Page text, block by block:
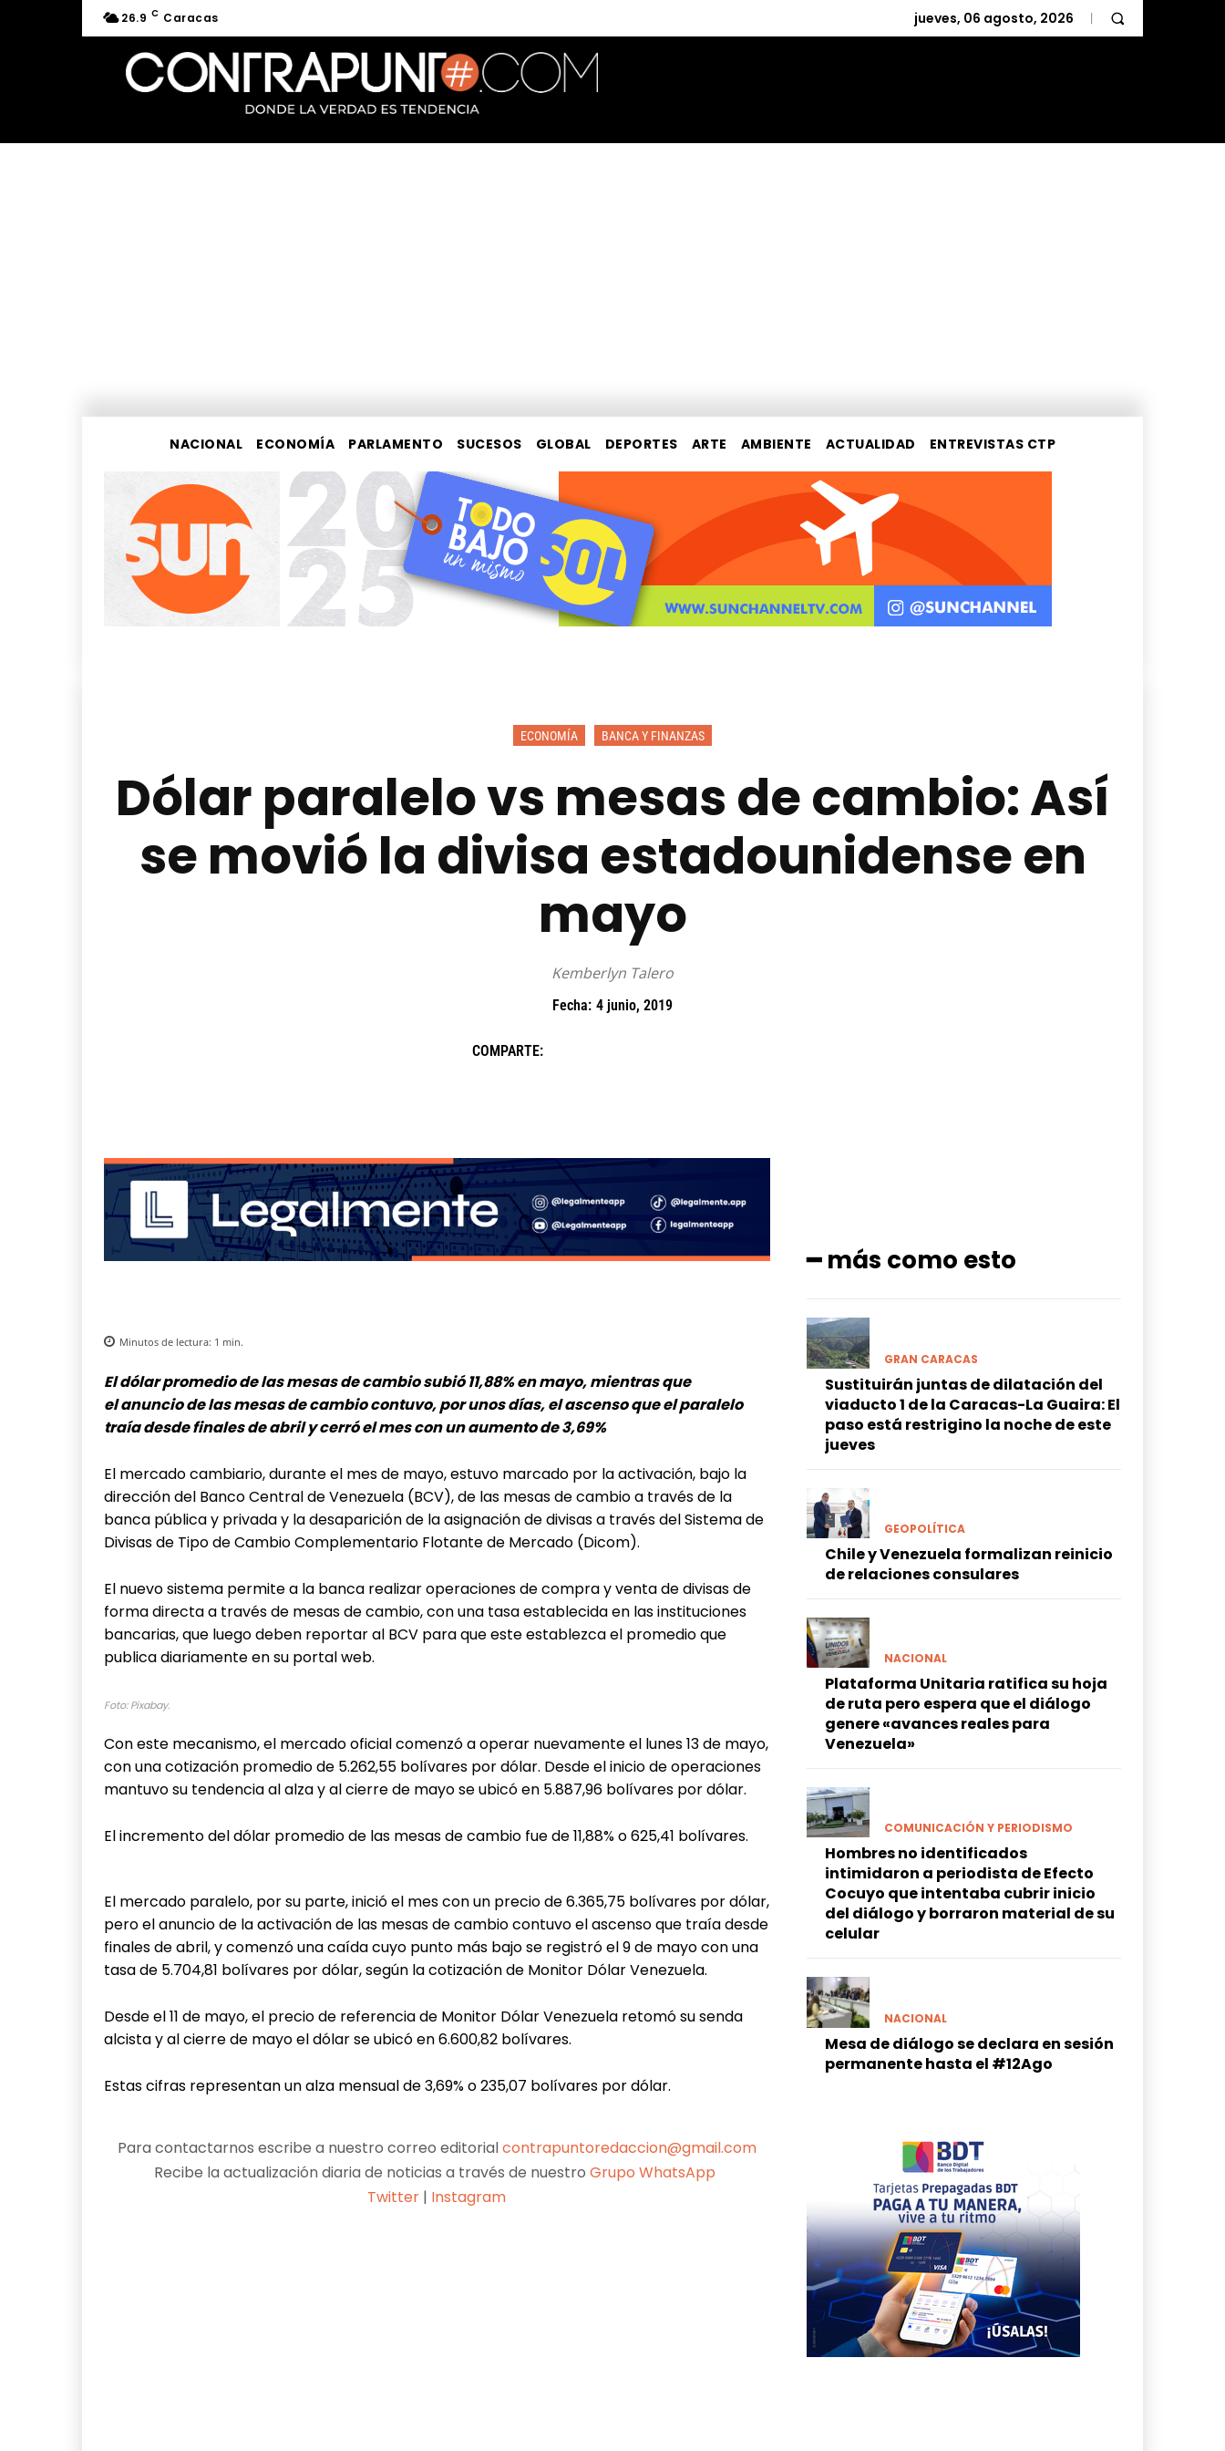
26.9 C Caracas jueves, 06 agosto, 2026
NACIONAL ECONOMÍA PARLAMENTO SUCESOS GLOBAL DEPORTES ARTE AMBIENTE ACTUALIDAD ENTREVISTAS CTP
ECONOMÍA BANCA Y FINANZAS
Dólar paralelo vs mesas de cambio: Así
se movió la divisa estadounidense en
mayo
Kemberlyn Talero
Fecha: 4 junio, 2019
COMPARTE:
Minutos de lectura: 1 min.
El dólar promedio de las mesas de cambio subió 11,88% en mayo, mientras que
el anuncio de las mesas de cambio contuvo, por unos días, el ascenso que el paralelo
traía desde finales de abril y cerró el mes con un aumento de3,69%
El mercado cambiario, durante el mes de mayo, estuvo marcado por la activación, bajo la
dirección del Banco Central de Venezuela (BCV), de las mesas de cambio a través de la
banca pública y privada y la desaparición de la asignación de divisas a través del Sistema de
Divisas de Tipo de Cambio Complementario Flotante de Mercado (Dicom).
El nuevo sistema permite a la banca realizar operaciones de compra y venta de divisas de
forma directa a través de mesas de cambio, con una tasa establecida en las instituciones
bancarias, que luego deben reportar al BCV para que este establezca el promedio que
publica diariamente en su portal web.
Foto: Pixabay.
Con este mecanismo, el mercado oficial comenzó a operar nuevamente el lunes 13 de mayo,
con una cotización promedio de 5.262,55 bolívares por dólar. Desde el inicio de operaciones
mantuvo su tendencia al alza y al cierre de mayo se ubicó en 5.887,96 bolívares por dólar.
El incremento del dólar promedio de las mesas de cambio fue de 11,88% o 625,41 bolívares.
El mercado paralelo, por su parte, inició el mes con un precio de 6.365,75 bolívares por dólar,
pero el anuncio de la activación de las mesas de cambio contuvo el ascenso que traía desde
finales de abril, y comenzó una caída cuyo punto más bajo se registró el 9 de mayo con una
tasa de 5.704,81 bolívares por dólar, según la cotización de Monitor Dólar Venezuela.
Desde el 11 de mayo, el precio de referencia de Monitor Dólar Venezuela retomó su senda
alcista y al cierre de mayo el dólar se ubicó en 6.600,82 bolívares.
Estas cifras representan un alza mensual de 3,69% o 235,07 bolívares por dólar.
Para contactarnos escribe a nuestro correo editorialcontrapuntoredaccion@gmail.com
Recibe la actualización diaria de noticias a través de nuestroGrupo WhatsApp
Twitter | Instagram
━ más como esto
GRAN CARACAS
Sustituirán juntas de dilatación del
viaducto 1 de la Caracas-La Guaira: El
paso está restrigino la noche de este
jueves
GEOPOLÍTICA
Chile y Venezuela formalizan reinicio
de relaciones consulares
NACIONAL
Plataforma Unitaria ratifica su hoja
de ruta pero espera que el diálogo
genere «avances reales para
Venezuela»
COMUNICACIÓN Y PERIODISMO
Hombres no identificados
intimidaron a periodista de Efecto
Cocuyo que intentaba cubrir inicio
del diálogo y borraron material de su
celular
NACIONAL
Mesa de diálogo se declara en sesión
permanente hasta el #12Ago